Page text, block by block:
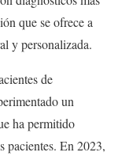
que se ofrece a
y personalizada.
de
un
ha permitido
pacientes. En 2023,